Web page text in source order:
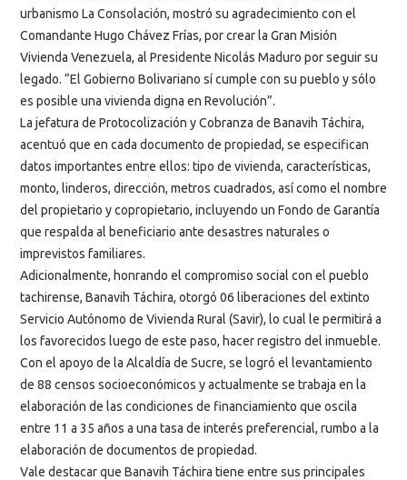
urbanismo La Consolación, mostró su agradecimiento con el
Comandante Hugo Chávez Frías, por crear la Gran Misión
Vivienda Venezuela, al Presidente Nicolás Maduro por seguir su
legado. “El Gobierno Bolivariano sí cumple con su pueblo y sólo
es posible una vivienda digna en Revolución”.
La jefatura de Protocolización y Cobranza de Banavih Táchira,
acentuó que en cada documento de propiedad, se especifican
datos importantes entre ellos: tipo de vivienda, características,
monto, linderos, dirección, metros cuadrados, así como el nombre
del propietario y copropietario, incluyendo un Fondo de Garantía
que respalda al beneficiario ante desastres naturales o
imprevistos familiares.
Adicionalmente, honrando el compromiso social con el pueblo
tachirense, Banavih Táchira, otorgó 06 liberaciones del extinto
Servicio Autónomo de Vivienda Rural (Savir), lo cual le permitirá a
los favorecidos luego de este paso, hacer registro del inmueble.
Con el apoyo de la Alcaldía de Sucre, se logró el levantamiento
de 88 censos socioeconómicos y actualmente se trabaja en la
elaboración de las condiciones de financiamiento que oscila
entre 11 a 35 años a una tasa de interés preferencial, rumbo a la
elaboración de documentos de propiedad.
Vale destacar que Banavih Táchira tiene entre sus principales